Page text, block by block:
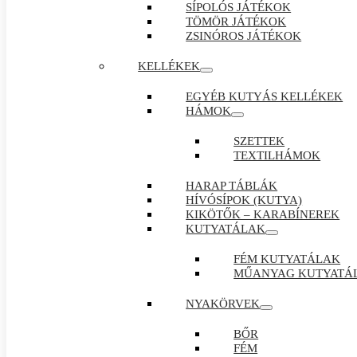
SÍPOLÓS JÁTÉKOK
TÖMÖR JÁTÉKOK
ZSINÓROS JÁTÉKOK
KELLÉKEK
EGYÉB KUTYÁS KELLÉKEK
HÁMOK
SZETTEK
TEXTILHÁMOK
HARAP TÁBLÁK
HÍVÓSÍPOK (KUTYA)
KIKÖTŐK – KARABÍNEREK
KUTYATÁLAK
FÉM KUTYATÁLAK
MŰANYAG
NYAKÖRVEK
BŐR
FÉM